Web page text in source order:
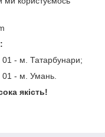
- м. Татарбунари;
- м. Умань.
якість!